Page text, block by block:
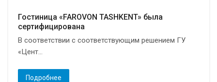
Гостиница «FAROVON TASHKENT» была
сертифицирована
В соответствии с соответствующим решением ГУ
«Цент...
Подробнее